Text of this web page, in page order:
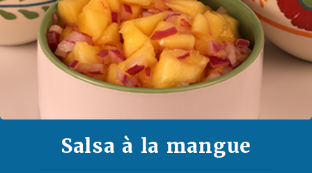
Salsa à la mangue